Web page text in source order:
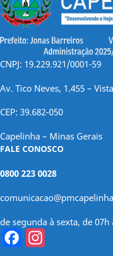
CNPJ: 19.229.921/0001-59
Av. Tico Neves, 1.455 –
CEP: 39.682-050
Capelinha – Minas Gerais
FALE CONOSCO
0800 223 0028
de segunda à sexta, de 07h
Facebook